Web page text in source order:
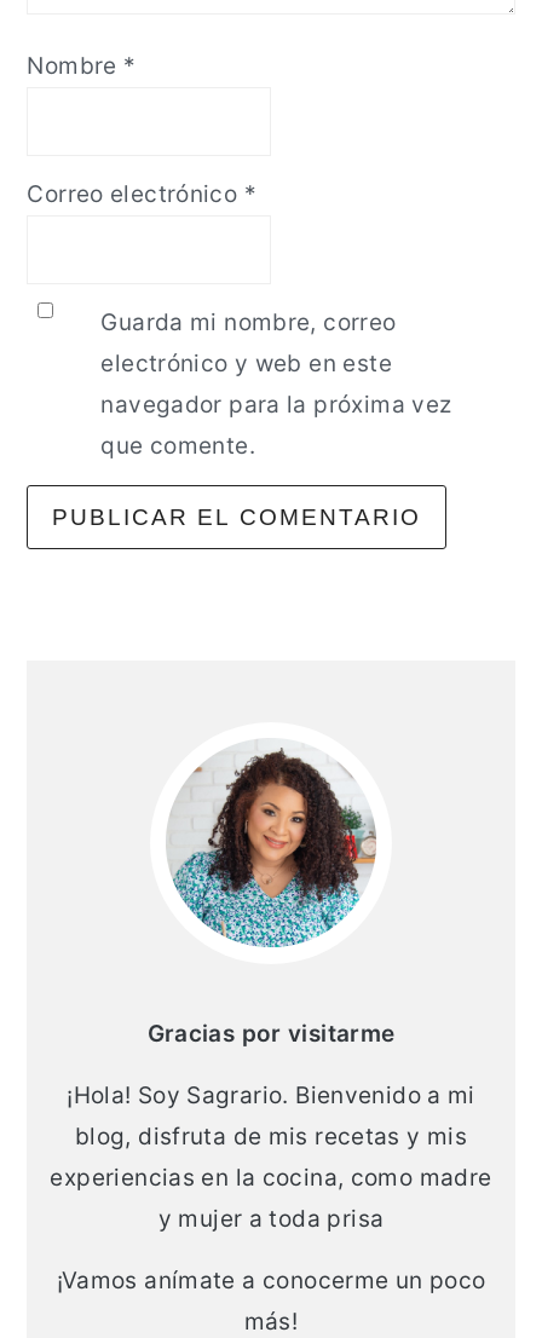
Nombre *
Correo electrónico *
Guarda mi nombre, correo
electrónico y web en este
navegador para la próxima vez
que comente.
principal
Gracias por visitarme
¡Hola! Soy Sagrario. Bienvenido a mi
blog, disfruta de mis recetas y mis
experiencias en la cocina, como madre
y mujer a toda prisa
¡Vamos anímate a conocerme un poco
más!